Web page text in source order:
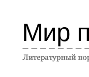
Мир